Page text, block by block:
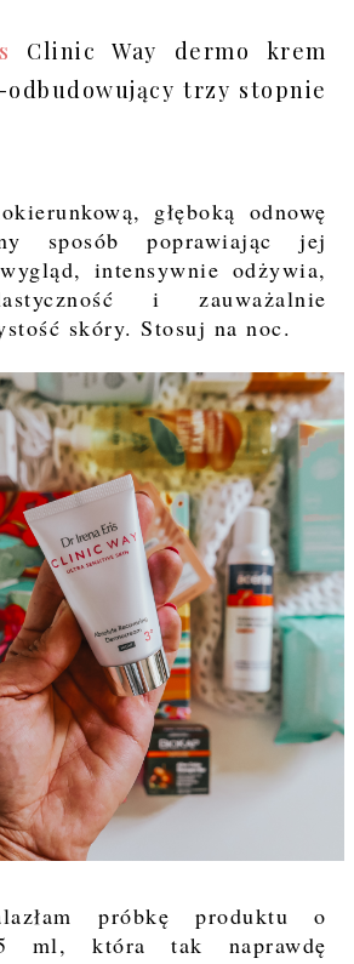
Clinic Way dermo krem
trzy stopnie
głęboką odnowę
sposób poprawiając jej
intensywnie odżywia,
i zauważalnie
skóry. Stosuj na noc.
próbkę produktu o
ml, która tak naprawdę